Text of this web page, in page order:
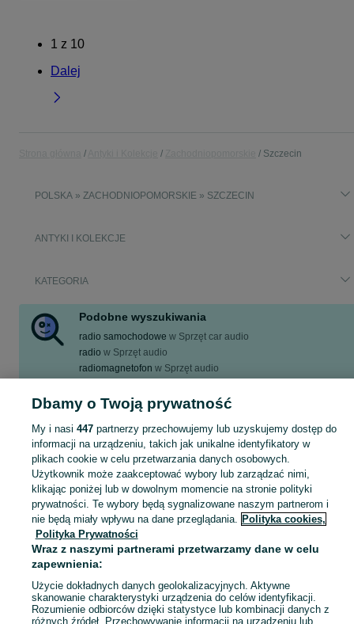
1 z 10
Dalej
Szczecin
POLSKA » ZACHODNIOPOMORSKIE » SZCZECIN
ANTYKI I KOLEKCJE
KATEGORIA
Podobne wyszukiwania
radio samochodowe w Sprzęt car audio
radio w Sprzęt audio
radiomagnetofon w Sprzęt audio
radio makita w Radia i CD
Zobacz Więcej
radio w miejscowości Szczecin? Odkryj wyjątkowe oferty antyków i przedmiotów kolekcjonerskich na OLX!
Mapa kategorii
Mapa miejscowości
Mapa ministron
Popularne wyszukiwania
Dbamy o Twoją prywatność
My i nasi 447partnerzy przechowujemy lub uzyskujemy dostęp do
informacji na urządzeniu, takich jak unikalne identyfikatory w
plikach cookie w celu przetwarzania danych osobowych.
Użytkownik może zaakceptować wybory lub zarządzać nimi,
klikając poniżej lub w dowolnym momencie na stronie polityki
prywatności. Te wybory będą sygnalizowane naszym partnerom i
nie będą miały wpływu na dane przeglądania. Polityka cookies,
Polityka Prywatności
Wraz z naszymi partnerami przetwarzamy dane w celu
zapewnienia:
Użycie dokładnych danych geolokalizacyjnych. Aktywne
skanowanie charakterystyki urządzenia do celów identyfikacji.
Rozumienie odbiorców dzięki statystyce lub kombinacji danych z
różnych źródeł. Przechowywanie informacji na urządzeniu lub